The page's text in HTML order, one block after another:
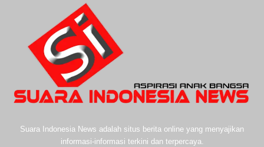
Suara Indonesia News adalah situs berita online yang menyajikan
informasi-informasi terkini dan terpercaya.